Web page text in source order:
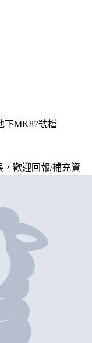
下MK87號檔
，歡迎回報/補充資
MK87號檔